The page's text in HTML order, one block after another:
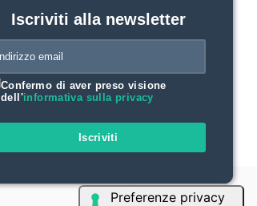
Iscriviti alla newsletter
Confermo di aver preso visione
dell'informativa sulla privacy
Iscriviti